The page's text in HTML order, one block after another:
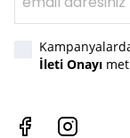
İleti Onayı